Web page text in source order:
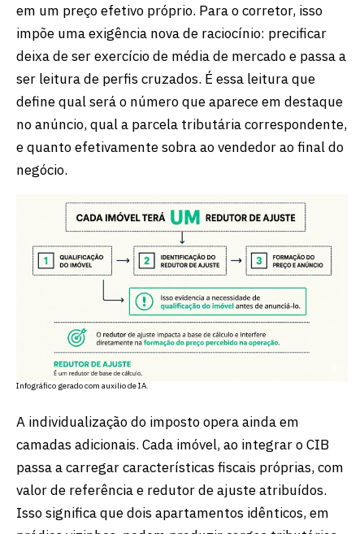
em um preço efetivo próprio. Para o corretor, isso
impõe uma exigência nova de raciocínio: precificar
deixa de ser exercício de média de mercado e passa a
ser leitura de perfis cruzados. É essa leitura que
define qual será o número que aparece em destaque
no anúncio, qual a parcela tributária correspondente,
e quanto efetivamente sobra ao vendedor ao final do
negócio.
Infográfico gerado com auxilio de IA.
A individualização do imposto opera ainda em
camadas adicionais. Cada imóvel, ao integrar o CIB
passa a carregar características fiscais próprias, com
valor de referência e redutor de ajuste atribuídos.
Isso significa que dois apartamentos idênticos, em